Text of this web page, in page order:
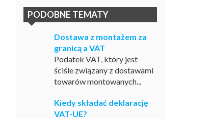
PODOBNE TEMATY
Dostawa z montażem za
granicą a VAT
Podatek VAT, który jest
ściśle związany z dostawami
towarów montowanych...
Kiedy składać deklarację
VAT-UE?